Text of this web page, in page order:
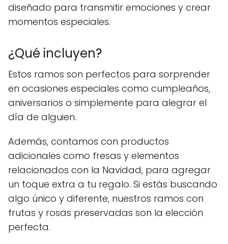
diseñado para transmitir emociones y crear
momentos especiales.
¿Qué incluyen?
Estos ramos son perfectos para sorprender
en ocasiones especiales como cumpleaños,
aniversarios o simplemente para alegrar el
día de alguien.
Además, contamos con productos
adicionales como fresas y elementos
relacionados con la Navidad, para agregar
un toque extra a tu regalo. Si estás buscando
algo único y diferente, nuestros ramos con
frutas y rosas preservadas son la elección
perfecta.